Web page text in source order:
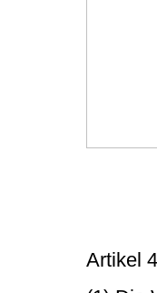
Artikel